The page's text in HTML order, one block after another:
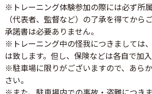
※トレーニング体験参加の際には必ず所
（代表者、監督など）の了承を得てから
承諾書は必要ありません。
※トレーニング中の怪我につきましては
は致します。但し、保険などは各自で加
※駐車場に限りがございますので、あら
さい。